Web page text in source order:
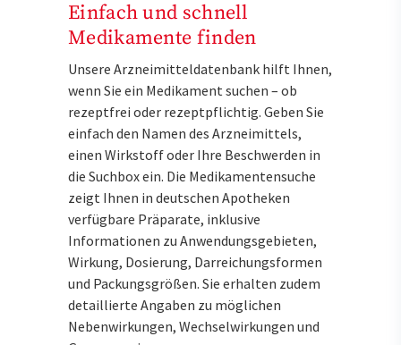
Einfach und schnell
Medikamente finden
Unsere Arzneimitteldatenbank hilft Ihnen,
wenn Sie ein Medikament suchen – ob
rezeptfrei oder rezeptpflichtig. Geben Sie
einfach den Namen des Arzneimittels,
einen Wirkstoff oder Ihre Beschwerden in
die Suchbox ein. Die Medikamentensuche
zeigt Ihnen in deutschen Apotheken
verfügbare Präparate, inklusive
Informationen zu Anwendungsgebieten,
Wirkung, Dosierung, Darreichungsformen
und Packungsgrößen. Sie erhalten zudem
detaillierte Angaben zu möglichen
Nebenwirkungen, Wechselwirkungen und